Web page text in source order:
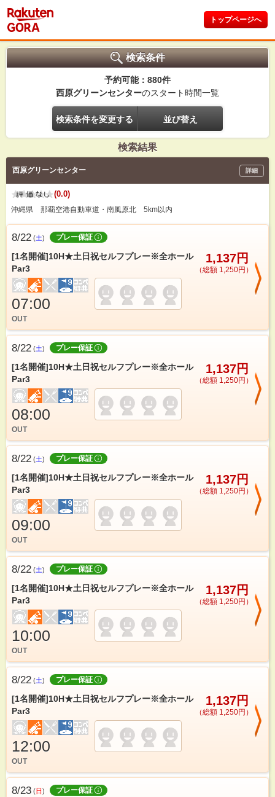
トップページへ
検索条件
予約可能：880件
西原グリーンセンターのスタート時間一覧
検索条件を変更する 並び替え
検索結果
西原グリーンセンター 詳細
(0.0)
沖縄県 那覇空港自動車道・南風原北 5km以内
8/22 (土) プレー保証
[1名開催]10H★土日祝セルフプレー※全ホール
Par3
1,137円
（総額 1,250円）
07:00
OUT
8/22 (土) プレー保証
[1名開催]10H★土日祝セルフプレー※全ホール
Par3
1,137円
（総額 1,250円）
08:00
OUT
8/22 (土) プレー保証
[1名開催]10H★土日祝セルフプレー※全ホール
Par3
1,137円
（総額 1,250円）
09:00
OUT
8/22 (土) プレー保証
[1名開催]10H★土日祝セルフプレー※全ホール
Par3
1,137円
（総額 1,250円）
10:00
OUT
8/22 (土) プレー保証
[1名開催]10H★土日祝セルフプレー※全ホール
Par3
1,137円
（総額 1,250円）
12:00
OUT
8/23 (日) プレー保証